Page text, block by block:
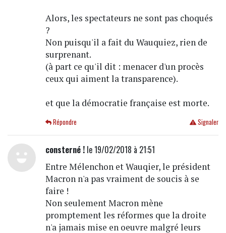
Alors, les spectateurs ne sont pas choqués
?
Non puisqu'il a fait du Wauquiez, rien de
surprenant.
(à part ce qu'il dit : menacer d'un procès
ceux qui aiment la transparence).
et que la démocratie française est morte.
Signaler
Répondre
consterné !le 19/02/2018 à 21:51
Entre Mélenchon et Wauqier, le président
Macron n'a pas vraiment de soucis à se
faire !
Non seulement Macron mène
promptement les réformes que la droite
n'a jamais mise en oeuvre malgré leurs